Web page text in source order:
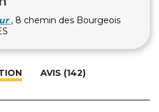
, 8 chemin des Bourgeois
AVIS (142)